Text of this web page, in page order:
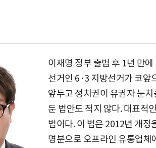
이재명 정부 출범 후 1년 만
선거인 6·3 지방선거가 코앞
앞두고 정치권이 유권자 눈
둔 법안도 적지 않다. 대표적
법이다. 이 법은 2012년 개정
명분으로 오프라인 유통업체